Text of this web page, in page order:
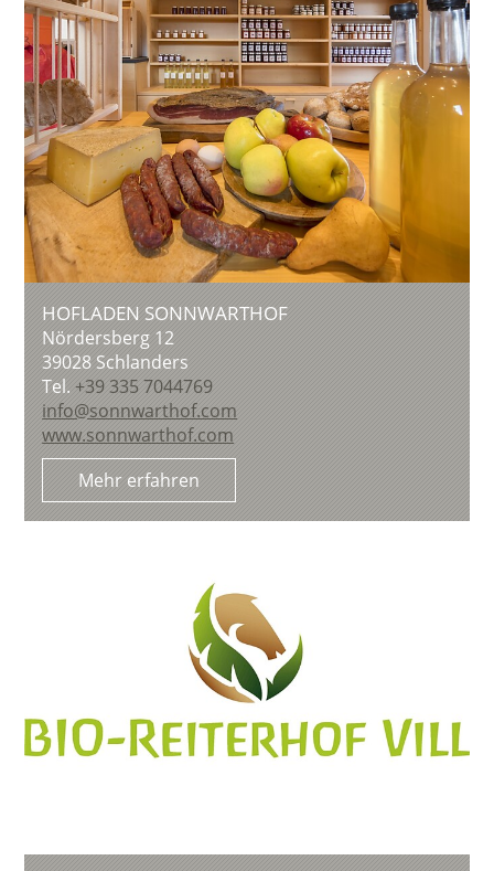
HOFLADEN SONNWARTHOF
Nördersberg 12
39028Schlanders
Tel.+39 335 7044769
info@sonnwarthof.com
www.sonnwarthof.com
Mehr erfahren